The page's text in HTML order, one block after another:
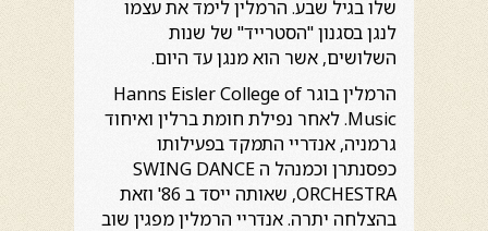
שלו בגיל שבע. הרמלין לימד את עצמו
לנגן בסגנון "הסטרייד" של שנות
השלושים, אשר הוא מנגן עד היום.
הרמלין בוגר Hanns Eisler College of
Music. לאחר נפילת חומת ברלין ואיחוד
גרמניה, אנדריי התמקד בפעילותו
כפסנתרן וכמנהל ה SWING DANCE
ORCHESTRA, שאותה ייסד ב 86' וזאת
בהצלחה יתרה. אנדריי הרמלין מפגין שוב